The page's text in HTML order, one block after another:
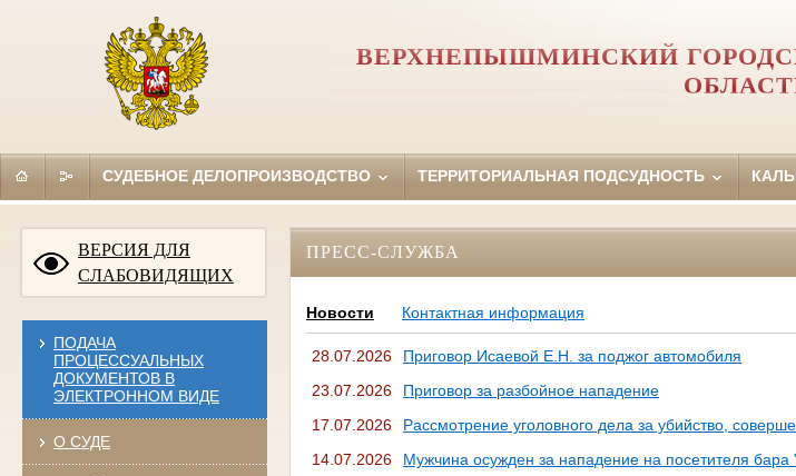
ВЕРХНЕПЫШМИНСКИЙ
СУДЕБНОЕ ДЕЛОПРОИЗВОДСТВО ТЕРРИТОРИАЛЬНАЯ ПОДСУДНОСТЬ
ВЕРСИЯ ДЛЯ
СЛАБОВИДЯЩИХ
ПОДАЧА
ПРОЦЕССУАЛЬНЫХ
ДОКУМЕНТОВ В
ЭЛЕКТРОННОМ ВИДЕ
О СУДЕ
ПРЕСС-СЛУЖБА
Новости Контактная информация
28.07.2026
Приговор Исаевой Е.Н. за поджог автомобиля
23.07.2026
Приговор за разбойное нападение
17.07.2026
Рассмотрение уголовного дела за убийство,
14.07.2026
Мужчина осужден за нападение на посетителя бара